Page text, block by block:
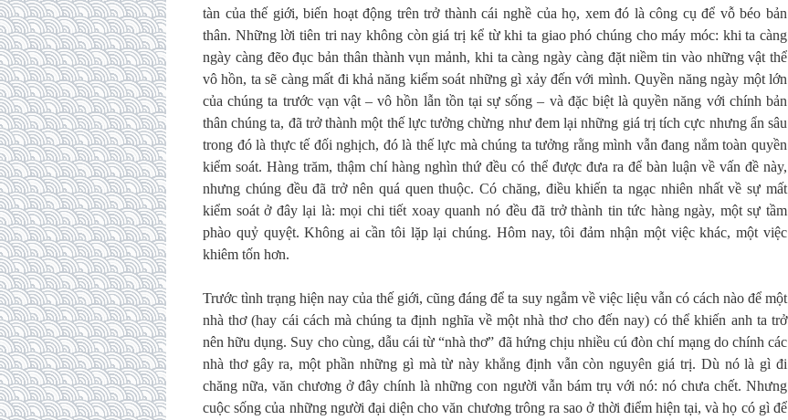
tàn của thế giới, biến hoạt động trên trở thành cái nghề của họ, xem đó là công cụ để vỗ béo bản
thân. Những lời tiên tri nay không còn giá trị kể từ khi ta giao phó chúng cho máy móc: khi ta càng
ngày càng đẽo đục bản thân thành vụn mảnh, khi ta càng ngày càng đặt niềm tin vào những vật thể
vô hồn, ta sẽ càng mất đi khả năng kiểm soát những gì xảy đến với mình. Quyền năng ngày một lớn
của chúng ta trước vạn vật – vô hồn lẫn tồn tại sự sống – và đặc biệt là quyền năng với chính bản
thân chúng ta, đã trở thành một thế lực tưởng chừng như đem lại những giá trị tích cực nhưng ẩn sâu
trong đó là thực tế đối nghịch, đó là thế lực mà chúng ta tưởng rằng mình vẫn đang nắm toàn quyền
kiểm soát. Hàng trăm, thậm chí hàng nghìn thứ đều có thể được đưa ra để bàn luận về vấn đề này,
nhưng chúng đều đã trở nên quá quen thuộc. Có chăng, điều khiến ta ngạc nhiên nhất về sự mất
kiểm soát ở đây lại là: mọi chi tiết xoay quanh nó đều đã trở thành tin tức hàng ngày, một sự tầm
phào quỷ quyệt. Không ai cần tôi lặp lại chúng. Hôm nay, tôi đảm nhận một việc khác, một việc
khiêm tốn hơn.
Trước tình trạng hiện nay của thế giới, cũng đáng để ta suy ngẫm về việc liệu vẫn có cách nào để một
nhà thơ (hay cái cách mà chúng ta định nghĩa về một nhà thơ cho đến nay) có thể khiến anh ta trở
nên hữu dụng. Suy cho cùng, dẫu cái từ “nhà thơ” đã hứng chịu nhiều cú đòn chí mạng do chính các
nhà thơ gây ra, một phần những gì mà từ này khẳng định vẫn còn nguyên giá trị. Dù nó là gì đi
chăng nữa, văn chương ở đây chính là những con người vẫn bám trụ với nó: nó chưa chết. Nhưng
cuộc sống của những người đại diện cho văn chương trông ra sao ở thời điểm hiện tại, và họ có gì để